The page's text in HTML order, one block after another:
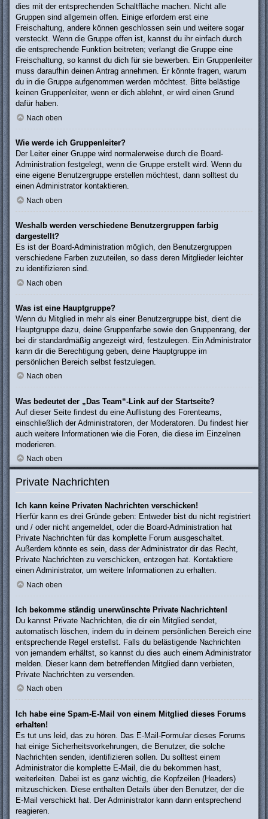
dies mit der entsprechenden Schaltfläche machen. Nicht alle
Gruppen sind allgemein offen. Einige erfordern erst eine
Freischaltung, andere können geschlossen sein und weitere sogar
versteckt. Wenn die Gruppe offen ist, kannst du ihr einfach durch
die entsprechende Funktion beitreten; verlangt die Gruppe eine
Freischaltung, so kannst du dich für sie bewerben. Ein Gruppenleiter
muss daraufhin deinen Antrag annehmen. Er könnte fragen, warum
du in die Gruppe aufgenommen werden möchtest. Bitte belästige
keinen Gruppenleiter, wenn er dich ablehnt, er wird einen Grund
dafür haben.
Nach oben
Wie werde ich Gruppenleiter?
Der Leiter einer Gruppe wird normalerweise durch die Board-
Administration festgelegt, wenn die Gruppe erstellt wird. Wenn du
eine eigene Benutzergruppe erstellen möchtest, dann solltest du
einen Administrator kontaktieren.
Nach oben
Weshalb werden verschiedene Benutzergruppen farbig
dargestellt?
Es ist der Board-Administration möglich, den Benutzergruppen
verschiedene Farben zuzuteilen, so dass deren Mitglieder leichter
zu identifizieren sind.
Nach oben
Was ist eine Hauptgruppe?
Wenn du Mitglied in mehr als einer Benutzergruppe bist, dient die
Hauptgruppe dazu, deine Gruppenfarbe sowie den Gruppenrang, der
bei dir standardmäßig angezeigt wird, festzulegen. Ein Administrator
kann dir die Berechtigung geben, deine Hauptgruppe im
persönlichen Bereich selbst festzulegen.
Nach oben
Was bedeutet der „Das Team“-Link auf der Startseite?
Auf dieser Seite findest du eine Auflistung des Forenteams,
einschließlich der Administratoren, der Moderatoren. Du findest hier
auch weitere Informationen wie die Foren, die diese im Einzelnen
moderieren.
Nach oben
Private Nachrichten
Ich kann keine Privaten Nachrichten verschicken!
Hierfür kann es drei Gründe geben: Entweder bist du nicht registriert
und / oder nicht angemeldet, oder die Board-Administration hat
Private Nachrichten für das komplette Forum ausgeschaltet.
Außerdem könnte es sein, dass der Administrator dir das Recht,
Private Nachrichten zu verschicken, entzogen hat. Kontaktiere
einen Administrator, um weitere Informationen zu erhalten.
Nach oben
Ich bekomme ständig unerwünschte Private Nachrichten!
Du kannst Private Nachrichten, die dir ein Mitglied sendet,
automatisch löschen, indem du in deinem persönlichen Bereich eine
entsprechende Regel erstellst. Falls du belästigende Nachrichten
von jemandem erhältst, so kannst du dies auch einem Administrator
melden. Dieser kann dem betreffenden Mitglied dann verbieten,
Private Nachrichten zu versenden.
Nach oben
Ich habe eine Spam-E-Mail von einem Mitglied dieses Forums
erhalten!
Es tut uns leid, das zu hören. Das E-Mail-Formular dieses Forums
hat einige Sicherheitsvorkehrungen, die Benutzer, die solche
Nachrichten senden, identifizieren sollen. Du solltest einem
Administrator die komplette E-Mail, die du bekommen hast,
weiterleiten. Dabei ist es ganz wichtig, die Kopfzeilen (Headers)
mitzuschicken. Diese enthalten Details über den Benutzer, der die
E-Mail verschickt hat. Der Administrator kann dann entsprechend
reagieren.